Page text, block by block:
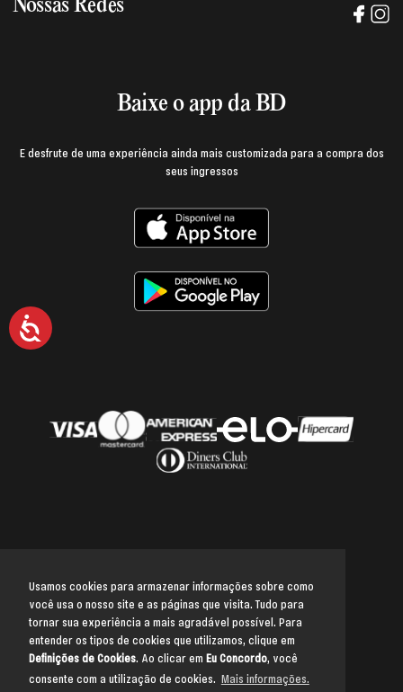
Usamos cookies para armazenar informações sobre como
você usa o nosso site e as páginas que visita. Tudo para
tornar sua experiência a mais agradável possível. Para
entender os tipos de cookies que utilizamos, clique em
Definições de Cookies. Ao clicar em Eu Concordo, você
consente com a utilização de cookies. Mais informações.
Acessibilidade
Política de privacidade
Manual de mídia e da marca BD
Nossas Redes
Baixe o app da BD
E desfrute de uma experiência ainda mais customizada para a compra dos
seus ingressos
Voltar para o topo